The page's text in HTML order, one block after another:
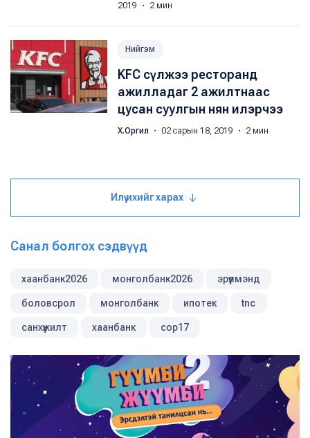
2019 ・ 2 мин
Нийгэм
KFC сүлжээ ресторанд
ажилладаг 2 ажилтнаас
цусан суулгын нян илэрчээ
Х.Оргил ・ 02 сарын 18, 2019 ・ 2 мин
Илүү ихийг харах
Санал болгох сэдвүүд
хаанбанк2026 монголбанк2026 эрүүлмэнд
боловсрол монголбанк ипотек tnc
санхүүжилт хаанбанк cop17